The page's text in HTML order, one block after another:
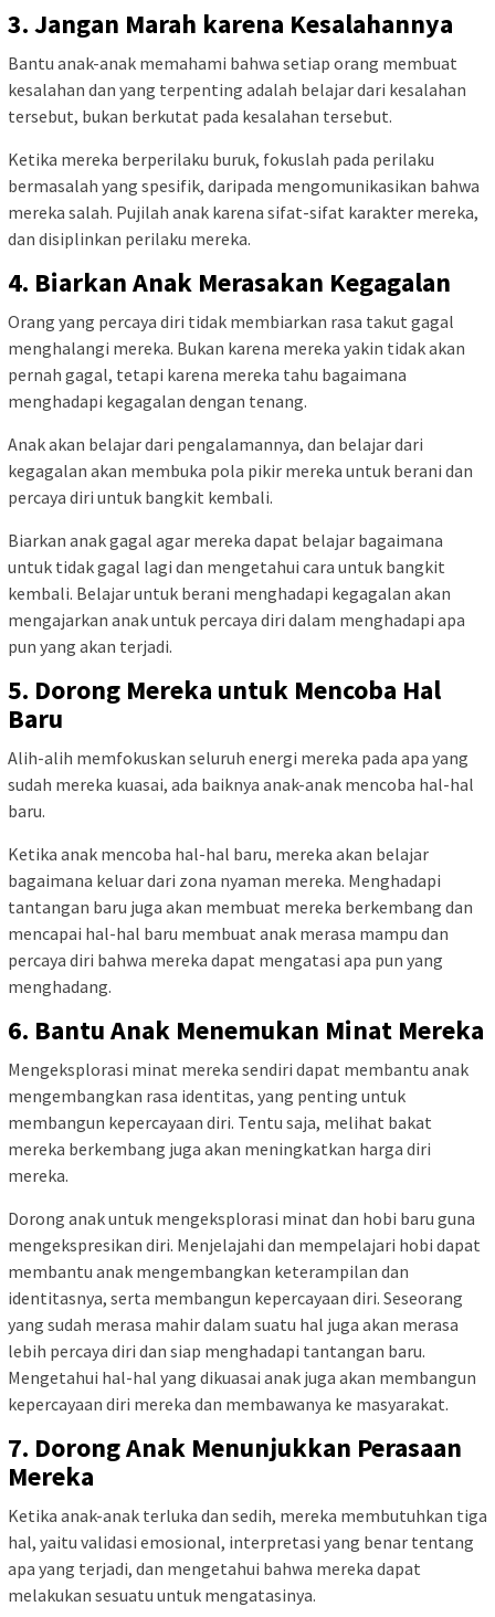
3. Jangan Marah karena Kesalahannya
Bantu anak-anak memahami bahwa setiap orang membuat
kesalahan dan yang terpenting adalah belajar dari kesalahan
tersebut, bukan berkutat pada kesalahan tersebut.
Ketika mereka berperilaku buruk, fokuslah pada perilaku
bermasalah yang spesifik, daripada mengomunikasikan bahwa
mereka salah. Pujilah anak karena sifat-sifat karakter mereka,
dan disiplinkan perilaku mereka.
4. Biarkan Anak Merasakan Kegagalan
Orang yang percaya diri tidak membiarkan rasa takut gagal
menghalangi mereka. Bukan karena mereka yakin tidak akan
pernah gagal, tetapi karena mereka tahu bagaimana
menghadapi kegagalan dengan tenang.
Anak akan belajar dari pengalamannya, dan belajar dari
kegagalan akan membuka pola pikir mereka untuk berani dan
percaya diri untuk bangkit kembali.
Biarkan anak gagal agar mereka dapat belajar bagaimana
untuk tidak gagal lagi dan mengetahui cara untuk bangkit
kembali. Belajar untuk berani menghadapi kegagalan akan
mengajarkan anak untuk percaya diri dalam menghadapi apa
pun yang akan terjadi.
5. Dorong Mereka untuk Mencoba Hal
Baru
Alih-alih memfokuskan seluruh energi mereka pada apa yang
sudah mereka kuasai, ada baiknya anak-anak mencoba hal-hal
baru.
Ketika anak mencoba hal-hal baru, mereka akan belajar
bagaimana keluar dari zona nyaman mereka. Menghadapi
tantangan baru juga akan membuat mereka berkembang dan
mencapai hal-hal baru membuat anak merasa mampu dan
percaya diri bahwa mereka dapat mengatasi apa pun yang
menghadang.
6. Bantu Anak Menemukan Minat Mereka
Mengeksplorasi minat mereka sendiri dapat membantu anak
mengembangkan rasa identitas, yang penting untuk
membangun kepercayaan diri. Tentu saja, melihat bakat
mereka berkembang juga akan meningkatkan harga diri
mereka.
Dorong anak untuk mengeksplorasi minat dan hobi baru guna
mengekspresikan diri. Menjelajahi dan mempelajari hobi dapat
membantu anak mengembangkan keterampilan dan
identitasnya, serta membangun kepercayaan diri. Seseorang
yang sudah merasa mahir dalam suatu hal juga akan merasa
lebih percaya diri dan siap menghadapi tantangan baru.
Mengetahui hal-hal yang dikuasai anak juga akan membangun
kepercayaan diri mereka dan membawanya ke masyarakat.
7. Dorong Anak Menunjukkan Perasaan
Mereka
Ketika anak-anak terluka dan sedih, mereka membutuhkan tiga
hal, yaitu validasi emosional, interpretasi yang benar tentang
apa yang terjadi, dan mengetahui bahwa mereka dapat
melakukan sesuatu untuk mengatasinya.